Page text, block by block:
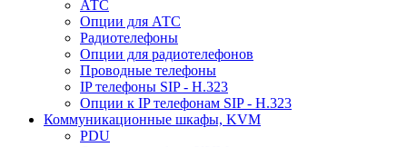
АТС
Опции для АТС
Радиотелефоны
Опции для радиотелефонов
Проводные телефоны
IP телефоны SIP - H.323
Опции к IP телефонам SIP - H.323
Коммуникационные шкафы, KVM
PDU